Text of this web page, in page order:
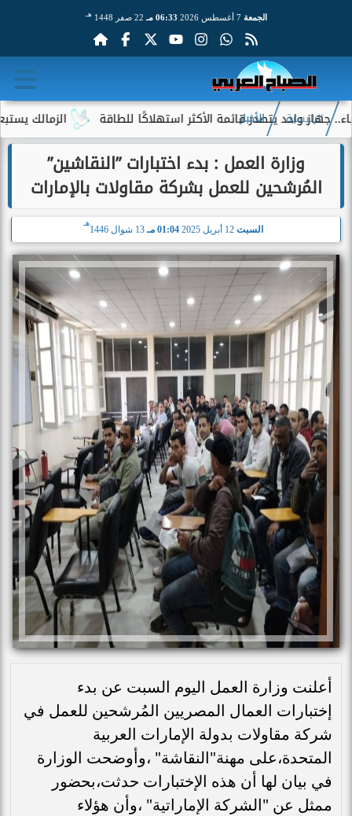
الجمعة 7 أغسطس 2026 06:33 مـ 22 صفر 1448 هـ
الزمالك يستبعد 4 لاعبين شباب من حساباته في الموسم الجديد واحد يتصدر قائمة الأكثر استهلاكًا للطاقة
الرئيسية الأخبار
وزارة العمل : بدء اختبارات ”النقاشين”
المُرشحين للعمل بشركة مقاولات بالإمارات
السبت 12 أبريل 2025 01:04 مـ 13 شوال 1446
هـ
أعلنت وزارة العمل اليوم السبت عن بدء
إختبارات العمال المصريين المُرشحين للعمل في
شركة مقاولات بدولة الإمارات العربية
المتحدة،على مهنة"النقاشة" ،وأوضحت الوزارة
في بيان لها أن هذه الإختبارات حدثت،بحضور
ممثل عن "الشركة الإماراتية" ،وأن هؤلاء